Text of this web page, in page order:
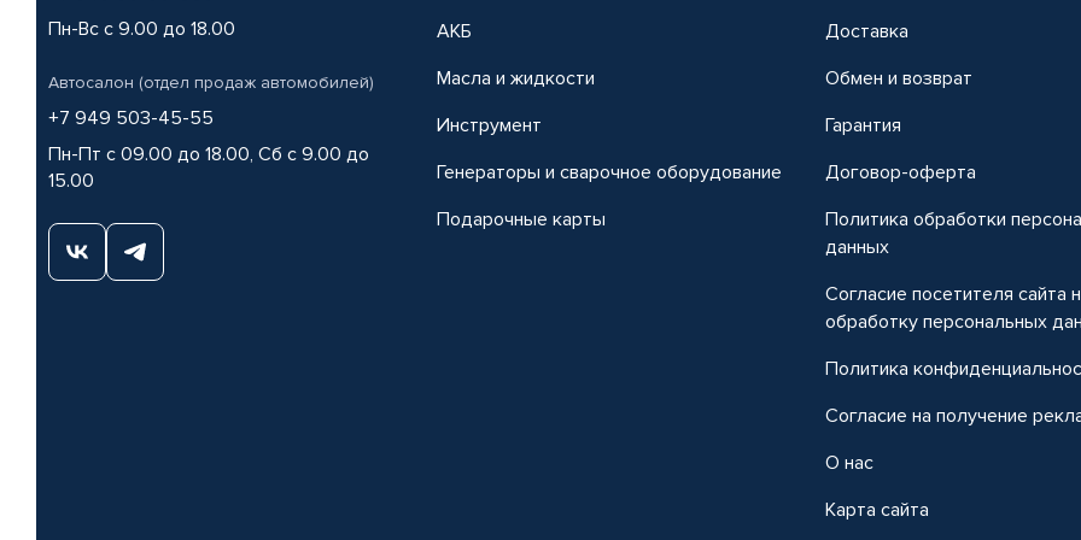
Пн-Вс с 9.00 до 18.00
Автосалон (отдел продаж автомобилей)
+7 949 503-45-55
Пн-Пт с 09.00 до 18.00, Сб с 9.00 до
15.00
АКБ
Масла и жидкости
Инструмент
Генераторы и сварочное оборудование
Подарочные карты
Доставка
Обмен и возврат
Гарантия
Договор-оферта
Политика обработки
данных
Согласие посетителя сайта
обработку персональных
Политика
Согласие на получение
О нас
Карта сайта